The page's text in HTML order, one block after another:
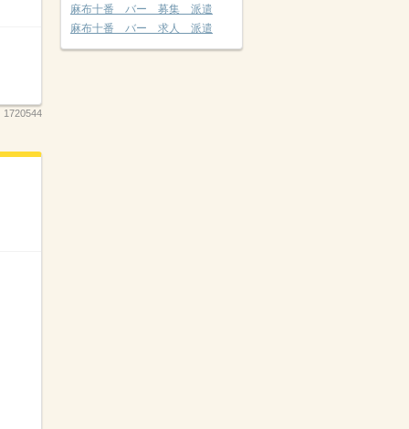
1720544
麻布十番 バー 募集 派遣
麻布十番 バー 求人 派遣